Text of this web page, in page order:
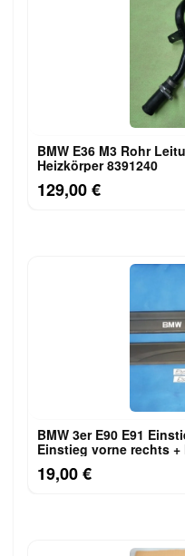
BMW E36 M3 Rohr
Heizkörper 8391240
129,00 €
BMW 3er E90 E91
Einstieg vorne rechts
19,00 €